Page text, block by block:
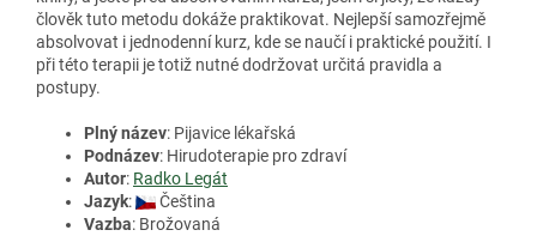
člověk tuto metodu dokáže praktikovat. Nejlepší samozřejmě
absolvovat i jednodenní kurz, kde se naučí i praktické použití. I
při této terapii je totiž nutné dodržovat určitá pravidla a
postupy.
Plný název: Pijavice lékařská
Podnázev: Hirudoterapie pro zdraví
Autor: Radko Legát
Jazyk:
Čeština
Vazba: Brožovaná